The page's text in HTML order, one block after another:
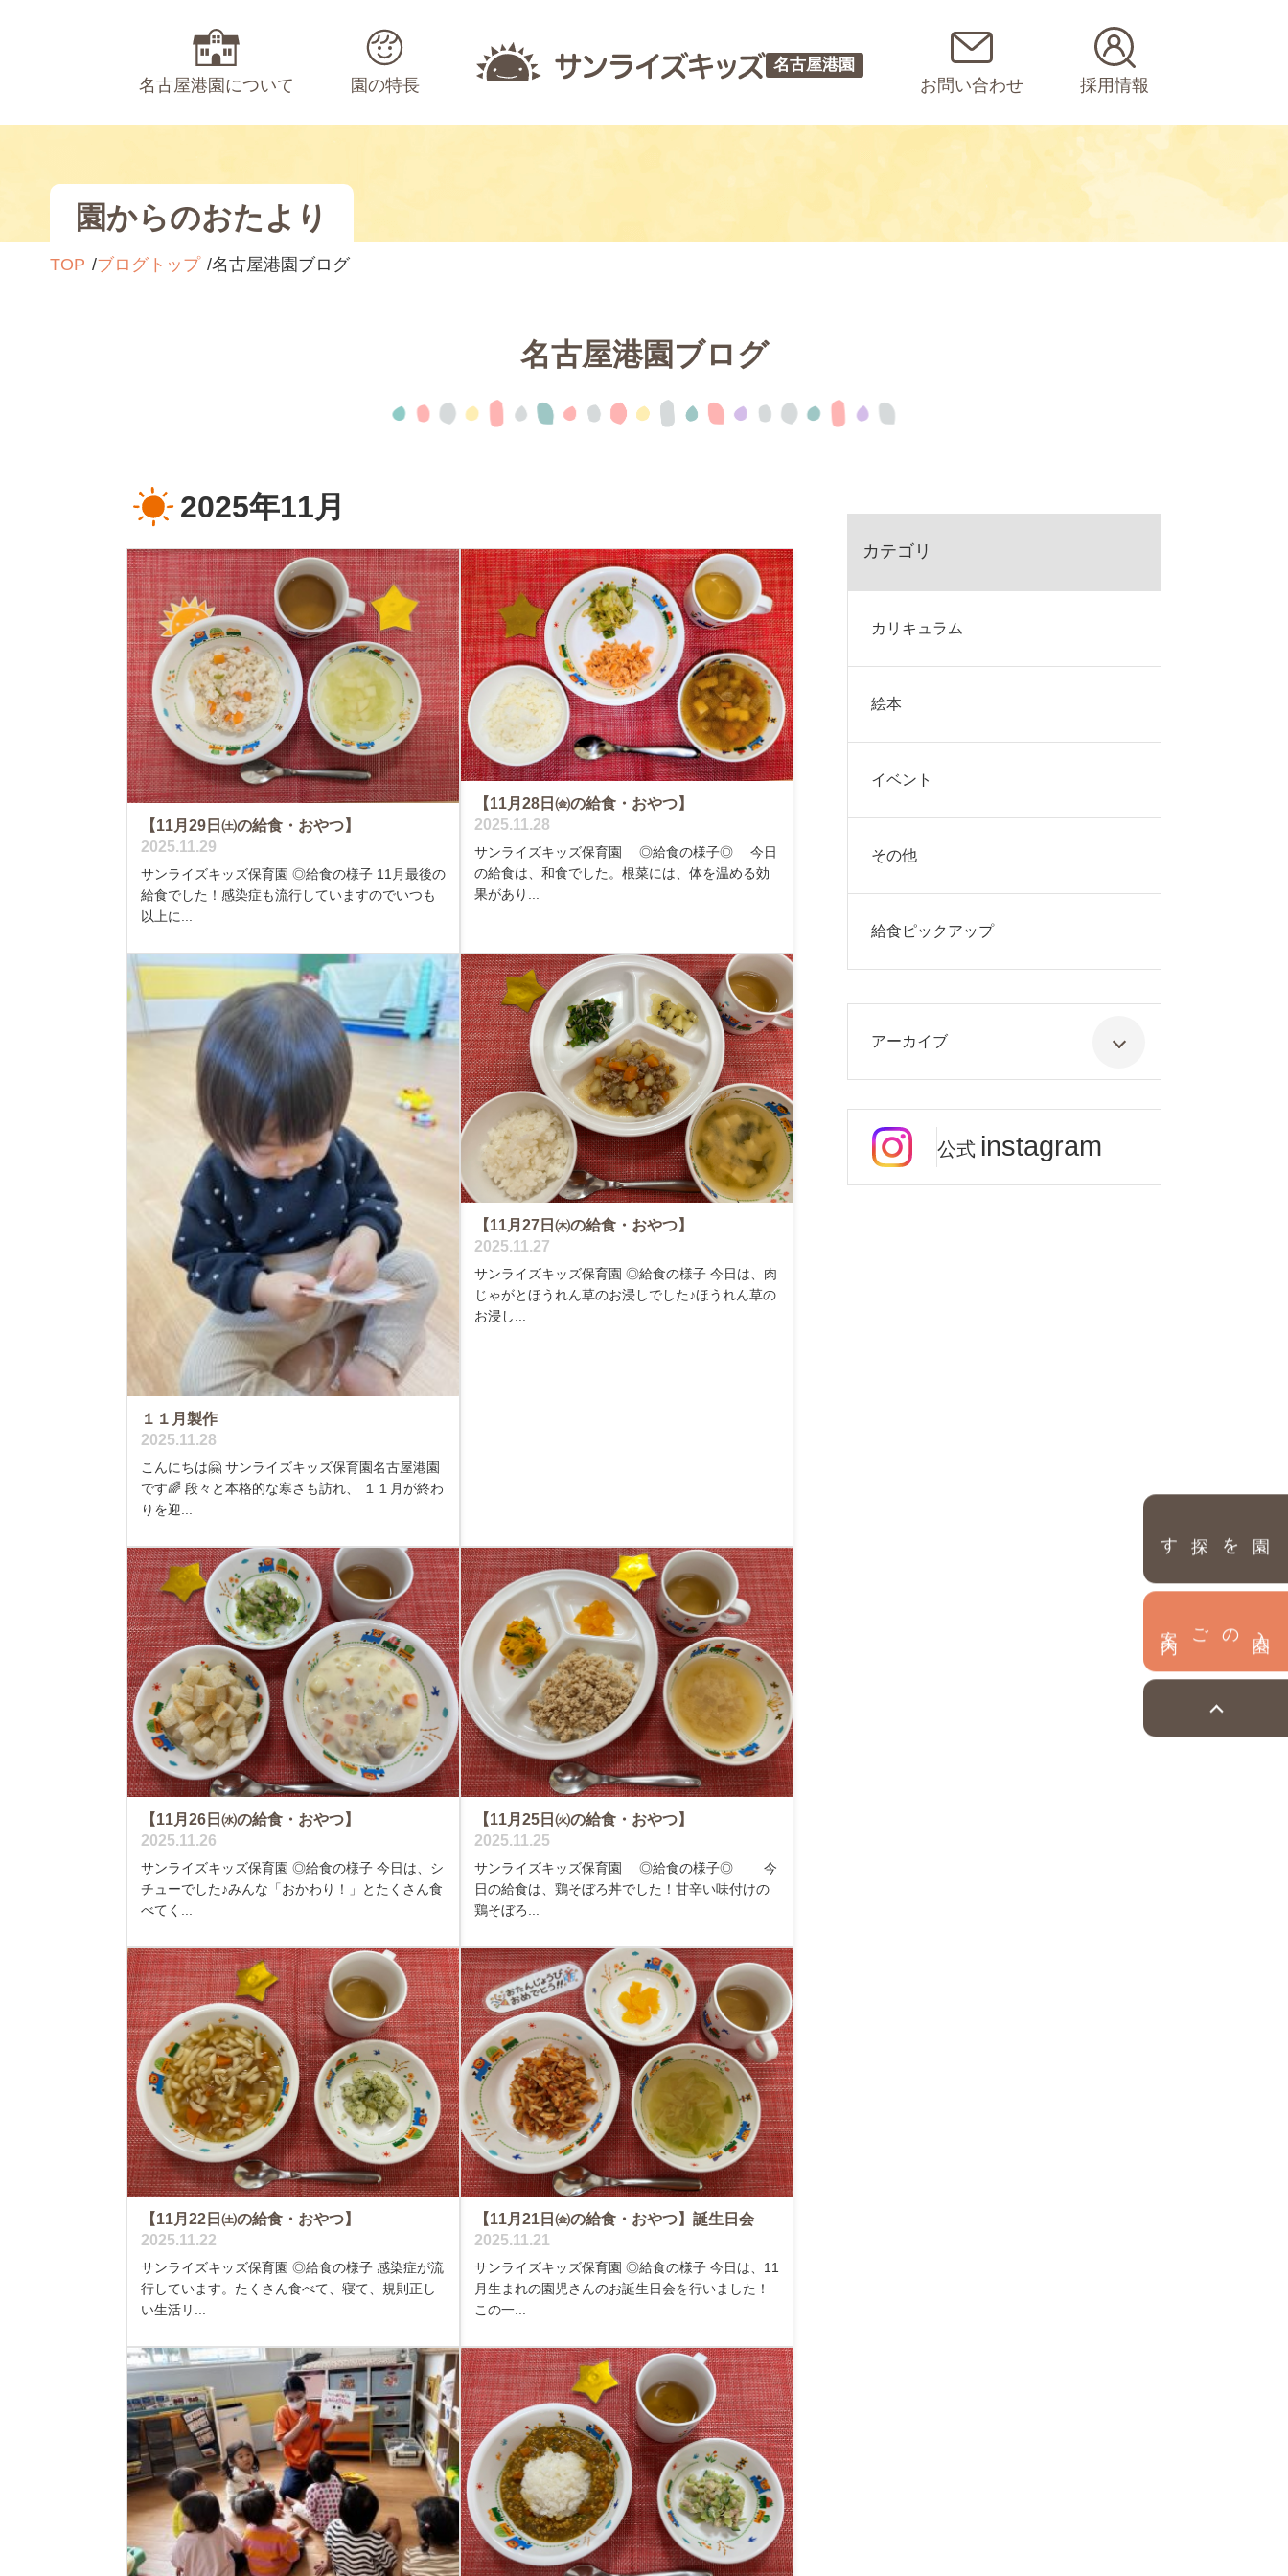
名古屋港園について 園の特長
名古屋港園
お問い合わせ 採用情報
園を探す
園からのおたより
TOP ブログトップ 名古屋港園ブログ
名古屋港園ブログ
2025年11月
【11月29日㈯の給食・おやつ】
2025.11.29
サンライズキッズ保育園 ◎給食の様子 11月最後の
給食でした！感染症も流行していますのでいつも
以上に...
【11月28日㈮の給食・おやつ】
2025.11.28
サンライズキッズ保育園 ◎給食の様子◎ 今日
の給食は、和食でした。根菜には、体を温める効
果があり...
１１月製作
2025.11.28
こんにちは🤗 サンライズキッズ保育園名古屋港園
です🌈 段々と本格的な寒さも訪れ、 １１月が終わ
りを迎...
【11月27日㈭の給食・おやつ】
2025.11.27
サンライズキッズ保育園 ◎給食の様子 今日は、肉
じゃがとほうれん草のお浸しでした♪ほうれん草の
お浸し...
【11月26日㈬の給食・おやつ】
2025.11.26
サンライズキッズ保育園 ◎給食の様子 今日は、シ
チューでした♪みんな「おかわり！」とたくさん食
べてく...
【11月25日㈫の給食・おやつ】
2025.11.25
サンライズキッズ保育園 ◎給食の様子◎ 今
日の給食は、鶏そぼろ丼でした！甘辛い味付けの
鶏そぼろ...
【11月22日㈯の給食・おやつ】
2025.11.22
サンライズキッズ保育園 ◎給食の様子 感染症が流
行しています。たくさん食べて、寝て、規則正し
い生活リ...
【11月21日㈮の給食・おやつ】誕生日会
2025.11.21
サンライズキッズ保育園 ◎給食の様子 今日は、11
月生まれの園児さんのお誕生日会を行いました！
この一...
カテゴリ
カリキュラム
絵本
イベント
その他
給食ピックアップ
アーカイブ
公式 instagram